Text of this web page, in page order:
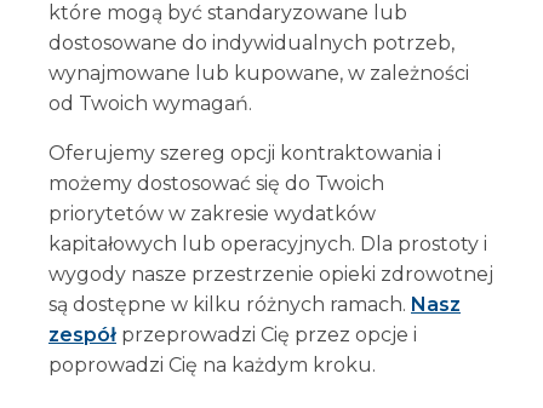
które mogą być standaryzowane lub
dostosowane do indywidualnych potrzeb,
wynajmowane lub kupowane, w zależności
od Twoich wymagań.
Oferujemy szereg opcji kontraktowania i
możemy dostosować się do Twoich
priorytetów w zakresie wydatków
kapitałowych lub operacyjnych. Dla prostoty i
wygody nasze przestrzenie opieki zdrowotnej
są dostępne w kilku różnych ramach. Nasz
zespół przeprowadzi Cię przez opcje i
poprowadzi Cię na każdym kroku.